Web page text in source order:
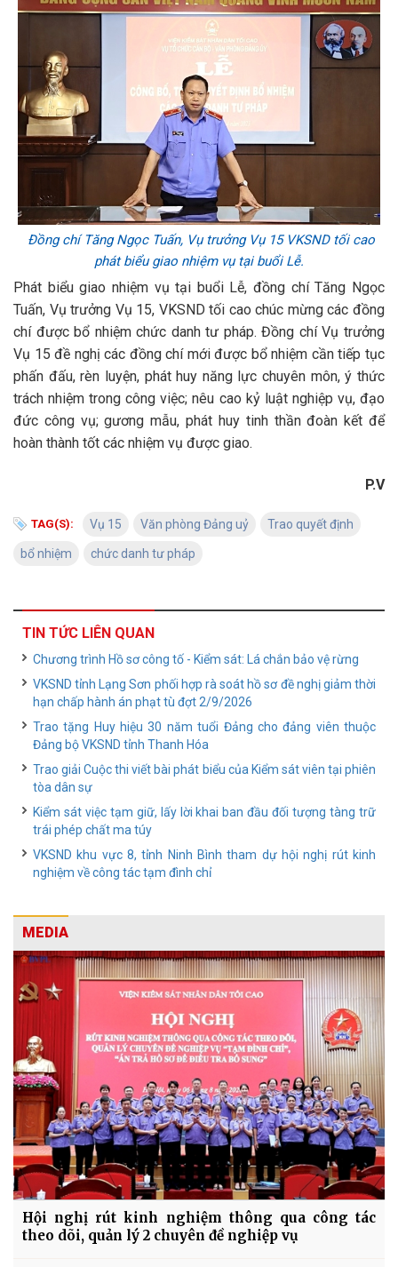
Đồng chí Tăng Ngọc Tuấn, Vụ trưởng Vụ 15 VKSND tối cao
phát biểu giao nhiệm vụ tại buổi Lễ.
Phát biểu giao nhiệm vụ tại buổi Lễ, đồng chí Tăng Ngọc
Tuấn, Vụ trưởng Vụ 15, VKSND tối cao chúc mừng các đồng
chí được bổ nhiệm chức danh tư pháp. Đồng chí Vụ trưởng
Vụ 15 đề nghị các đồng chí mới được bổ nhiệm cần tiếp tục
phấn đấu, rèn luyện, phát huy năng lực chuyên môn, ý thức
trách nhiệm trong công việc; nêu cao kỷ luật nghiệp vụ, đạo
đức công vụ; gương mẫu, phát huy tinh thần đoàn kết để
hoàn thành tốt các nhiệm vụ được giao.
P.V
TAG(S): Vụ 15 Văn phòng Đảng uỷ Trao quyết định
bổ nhiệm chức danh tư pháp
TIN TỨC LIÊN QUAN
Chương trình Hồ sơ công tố - Kiểm sát: Lá chắn bảo vệ rừng
VKSND tỉnh Lạng Sơn phối hợp rà soát hồ sơ đề nghị giảm thời
hạn chấp hành án phạt tù đợt 2/9/2026
Trao tặng Huy hiệu 30 năm tuổi Đảng cho đảng viên thuộc
Đảng bộ VKSND tỉnh Thanh Hóa
Trao giải Cuộc thi viết bài phát biểu của Kiểm sát viên tại phiên
tòa dân sự
Kiểm sát việc tạm giữ, lấy lời khai ban đầu đối tượng tàng trữ
trái phép chất ma túy
VKSND khu vực 8, tỉnh Ninh Bình tham dự hội nghị rút kinh
nghiệm về công tác tạm đình chỉ
MEDIA
Hội nghị rút kinh nghiệm thông qua công tác
theo dõi, quản lý 2 chuyên đề nghiệp vụ